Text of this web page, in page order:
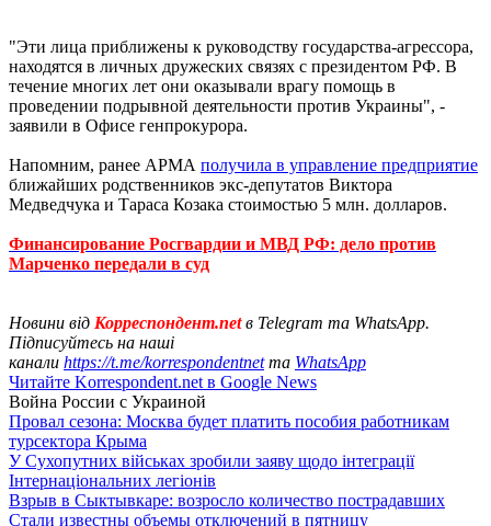
"Эти лица приближены к руководству государства-агрессора,
находятся в личных дружеских связях с президентом РФ. В
течение многих лет они оказывали врагу помощь в
проведении подрывной деятельности против Украины", -
заявили в Офисе генпрокурора.
Напомним, ранее АРМА получила в управление предприятие
ближайших родственников экс-депутатов Виктора
Медведчука и Тараса Козака стоимостью 5 млн. долларов.
Финансирование Росгвардии и МВД РФ: дело против
Марченко передали в суд
Новини від Корреспондент.netв Telegram та WhatsApp.
Підписуйтесь на наші
канали https://t.me/korrespondentnetта WhatsApp
Читайте Korrespondent.net в Google News
Война России с Украиной
Провал сезона: Москва будет платить пособия работникам
турсектора Крыма
У Сухопутних військах зробили заяву щодо інтеграції
Інтернаціональних легіонів
Взрыв в Сыктывкаре: возросло количество пострадавших
Стали известны объемы отключений в пятницу